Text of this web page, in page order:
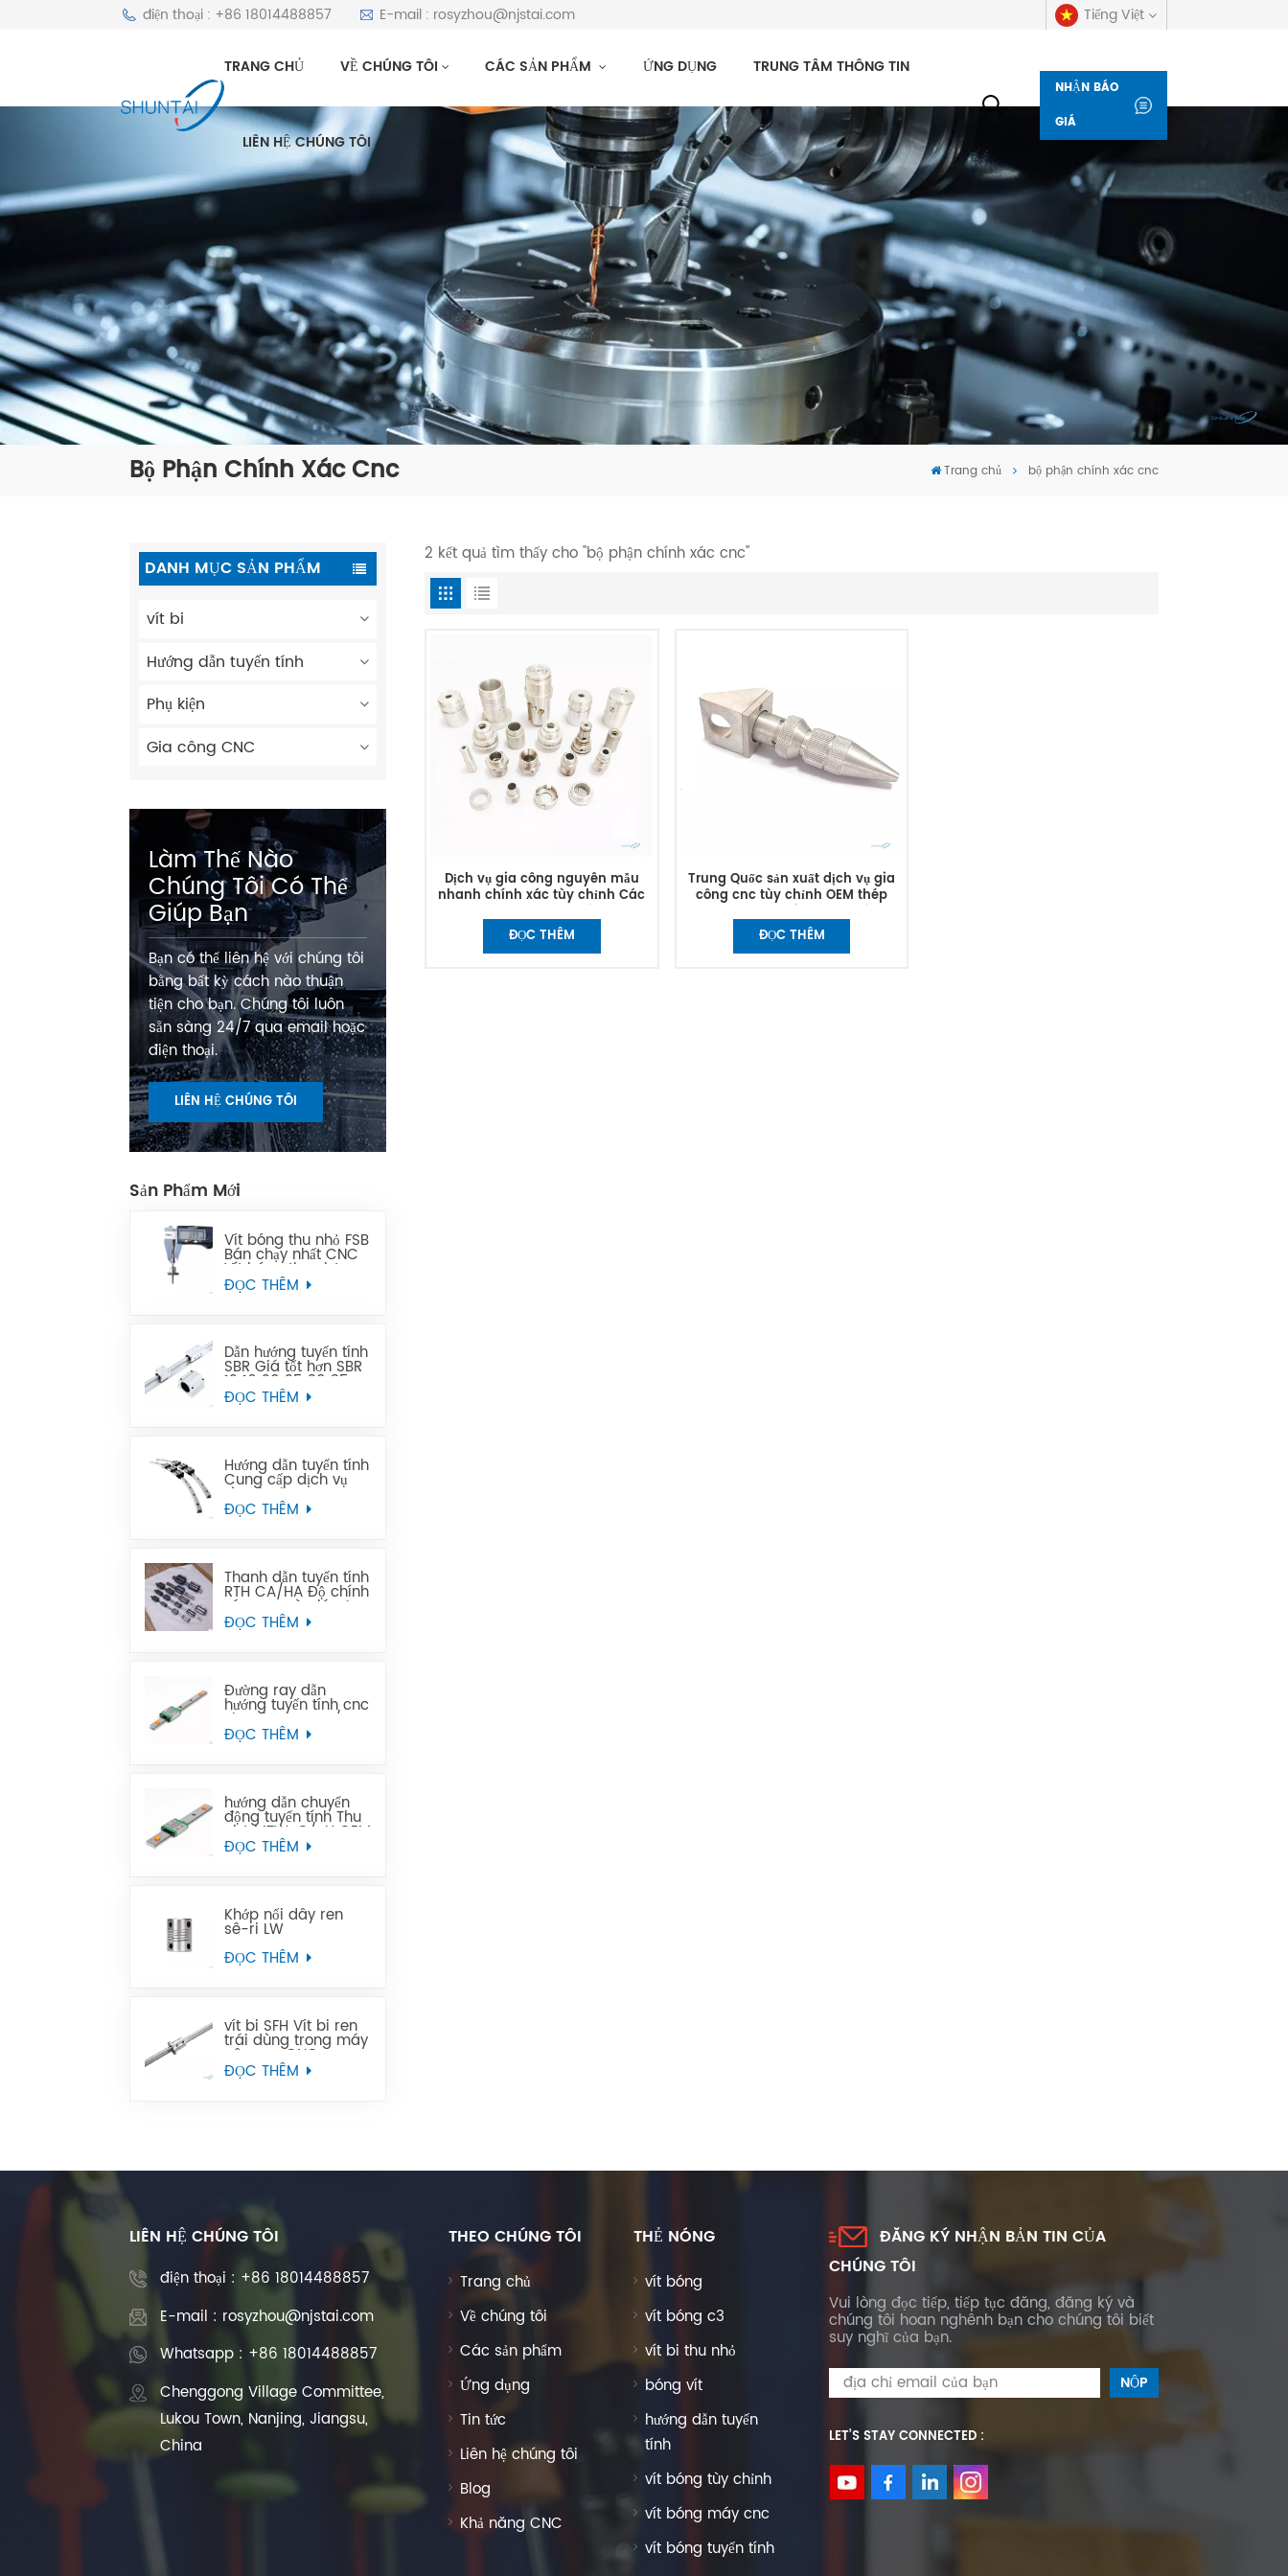
điện thoại : +86 18014488857 E-mail : rosyzhou@njstai.com Tiếng Việt
English
русский
español
العربية
Deutsch
italiano
français
Indonesia
Tiếng Việt
TRANG CHỦ VỀ CHÚNG TÔI CÁC SẢN PHẨM ỨNG DỤNG TRUNG TÂM THÔNG TIN
LIÊN HỆ CHÚNG TÔI
NHẬN BÁO
GIÁ
Bộ Phận Chính Xác Cnc Trang chủ bộ phận chính xác cnc
DANH MỤC SẢN PHẨM
vít bi
Hướng dẫn tuyến tính
Phụ kiện
Gia công CNC
Làm Thế Nào
Chúng Tôi Có Thể
Giúp Bạn
Bạn có thể liên hệ với chúng tôi
bằng bất kỳ cách nào thuận
tiện cho bạn. Chúng tôi luôn
sẵn sàng 24/7 qua email hoặc
điện thoại.
LIÊN HỆ CHÚNG TÔI
Sản Phẩm Mới
Vít bóng thu nhỏ FSB
Bán chạy nhất CNC
Vít bóng thu nhỏ
chính xác có thể
thay thế Tbi
ĐỌC THÊM
Dẫn hướng tuyến tính
SBR Giá tốt hơn SBR
12 16 20 25 30 35
40 50 ray dẫn
hướng tuyến tính
ĐỌC THÊM
Hướng dẫn tuyến tính
Cung cấp dịch vụ
tùy chỉnh OEM cong
GGY16, thanh dẫn
hướng tuyến tính
ĐỌC THÊM
Thanh dẫn tuyến tính
RTH CA/HA Độ chính
xác cao và giá cả
phải chăng
ĐỌC THÊM
Đường ray dẫn
hướng tuyến tính cnc
Thu nhỏ MTN-C/-H
OEM ODM
ĐỌC THÊM
hướng dẫn chuyển
động tuyến tính Thu
nhỏ MTW-C/-H OEM
ODM
ĐỌC THÊM
Khớp nối dây ren
sê-ri LW
ĐỌC THÊM
vít bi SFH Vít bi ren
trái dùng trong máy
công cụ CNC
ĐỌC THÊM
2 kết quả tìm thấy cho "bộ phận chính xác cnc"
Dịch vụ gia công nguyên mẫu
nhanh chính xác tùy chỉnh Các
gỉ Cắt kim loại CNC Phay trực tiếp
ĐỌC THÊM
Trung Quốc sản xuất dịch vụ gia
công cnc tùy chỉnh OEM thép
phận
ĐỌC THÊM
LIÊN HỆ CHÚNG TÔI
điện thoại : +86 18014488857
E-mail : rosyzhou@njstai.com
Whatsapp : +86 18014488857
Chenggong Village Committee,
Lukou Town, Nanjing, Jiangsu,
China
THEO CHÚNG TÔI
Trang chủ
Về chúng tôi
Các sản phẩm
Ứng dụng
Tin tức
Liên hệ chúng tôi
Blog
Khả năng CNC
THẺ NÓNG
vít bóng
vít bóng c3
vít bi thu nhỏ
bóng vít
hướng dẫn tuyến
tính
vít bóng tùy chỉnh
vít bóng máy cnc
vít bóng tuyến tính
ĐĂNG KÝ NHẬN BẢN TIN CỦA
CHÚNG TÔI
Vui lòng đọc tiếp, tiếp tục đăng, đăng ký và
chúng tôi hoan nghênh bạn cho chúng tôi biết
suy nghĩ của bạn.
LET’S STAY CONNECTED :